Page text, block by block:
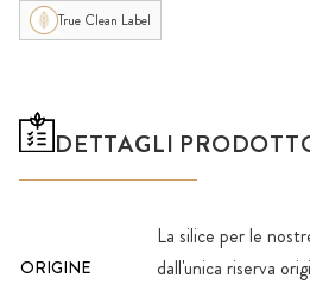
True Clean Label
DETTAGLI
ORIGINE
La silice per le
dall'unica riserva